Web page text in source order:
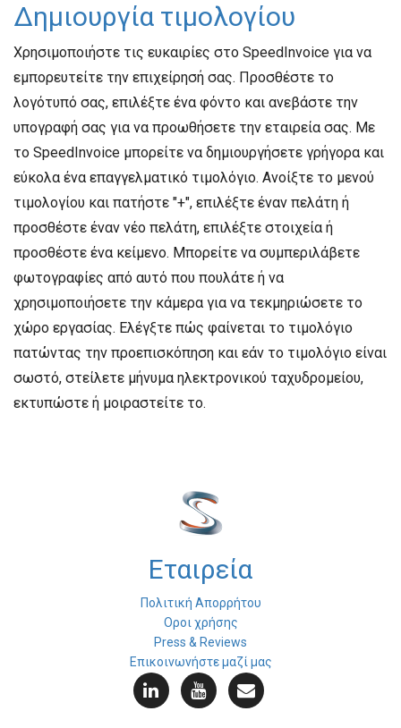
Δημιουργία τιμολογίου
Χρησιμοποιήστε τις ευκαιρίες στο SpeedInvoice για να
εμπορευτείτε την επιχείρησή σας. Προσθέστε το
λογότυπό σας, επιλέξτε ένα φόντο και ανεβάστε την
υπογραφή σας για να προωθήσετε την εταιρεία σας. Με
το SpeedInvoice μπορείτε να δημιουργήσετε γρήγορα και
εύκολα ένα επαγγελματικό τιμολόγιο. Ανοίξτε το μενού
τιμολογίου και πατήστε "+", επιλέξτε έναν πελάτη ή
προσθέστε έναν νέο πελάτη, επιλέξτε στοιχεία ή
προσθέστε ένα κείμενο. Μπορείτε να συμπεριλάβετε
φωτογραφίες από αυτό που πουλάτε ή να
χρησιμοποιήσετε την κάμερα για να τεκμηριώσετε το
χώρο εργασίας. Ελέγξτε πώς φαίνεται το τιμολόγιο
πατώντας την προεπισκόπηση και εάν το τιμολόγιο είναι
σωστό, στείλετε μήνυμα ηλεκτρονικού ταχυδρομείου,
εκτυπώστε ή μοιραστείτε το.
Εταιρεία
Πολιτική Απορρήτου
Οροι χρήσης
Press & Reviews
Επικοινωνήστε μαζί μας